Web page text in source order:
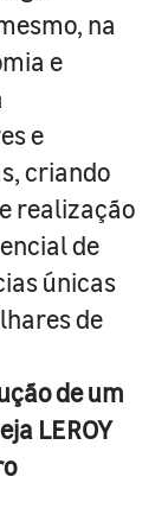
na
e
e
criando
realização
de
únicas
de
de um
LEROY